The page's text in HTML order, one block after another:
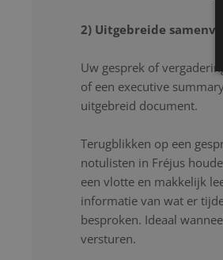
2) Uitgebreide
Uw gesprek of
of een executive
uitgebreid document.
Terugblikken op een
notulisten in Fréjus
een vlotte en makkelijk
informatie van wat er
besproken. Ideaal
versturen.